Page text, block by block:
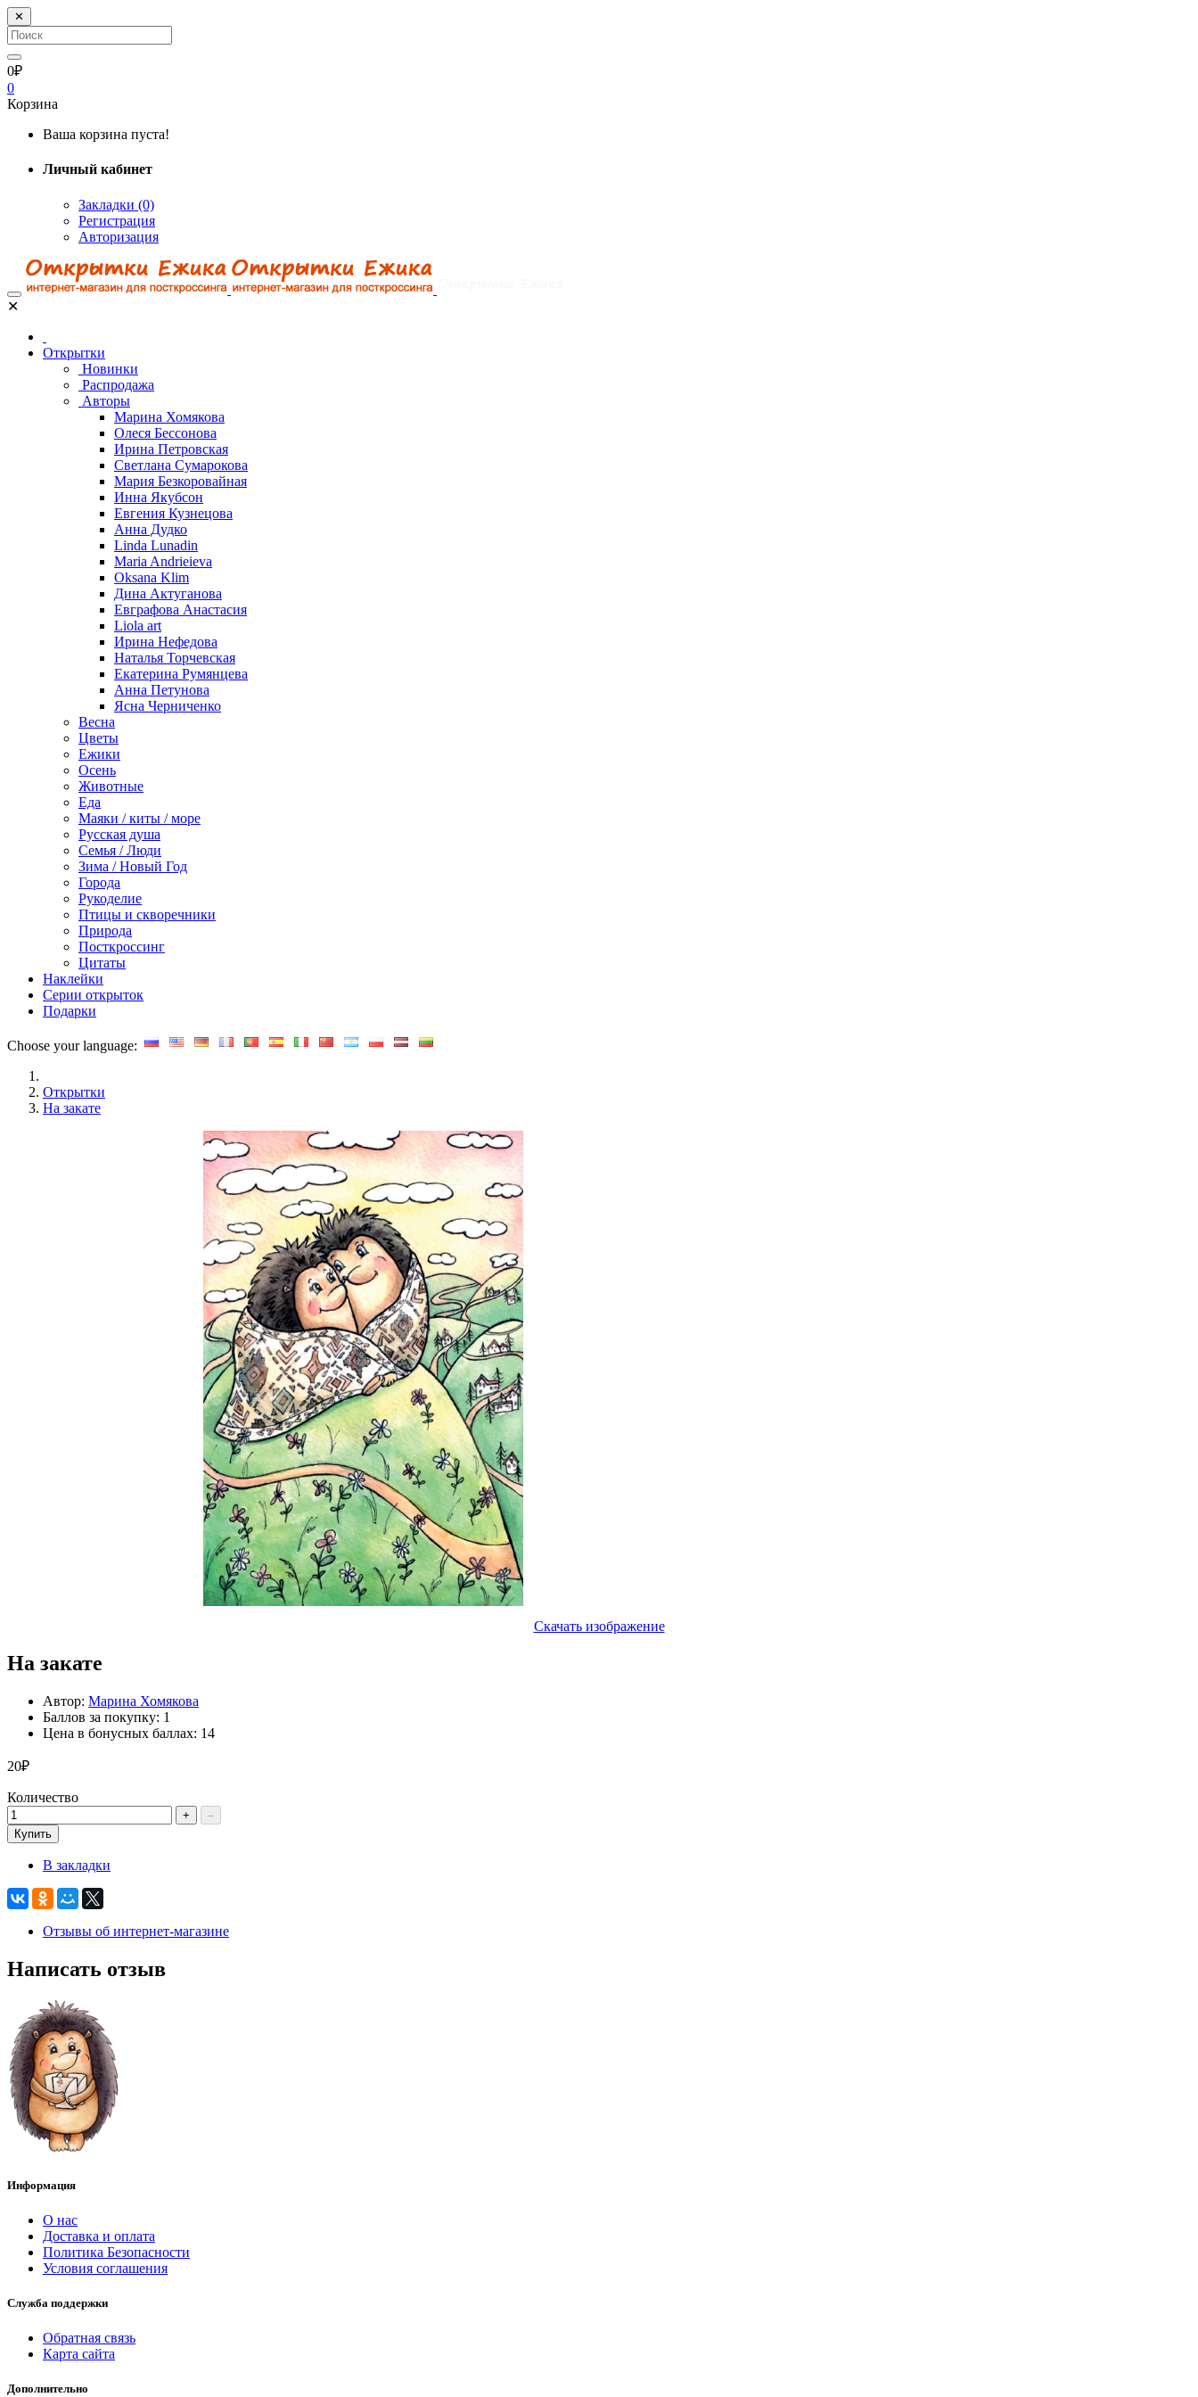
✕
0₽
0
Корзина
Ваша корзина пуста!
Личный кабинет
Закладки (0)
Регистрация
Авторизация
✕
Открытки
Новинки
Распродажа
Авторы
Марина Хомякова
Олеся Бессонова
Ирина Петровская
Светлана Сумарокова
Мария Безкоровайная
Инна Якубсон
Евгения Кузнецова
Анна Дудко
Linda Lunadin
Maria Andrieieva
Oksana Klim
Дина Актуганова
Евграфова Анастасия
Liola art
Ирина Нефедова
Наталья Торчевская
Екатерина Румянцева
Анна Петунова
Ясна Черниченко
Весна
Цветы
Ежики
Осень
Животные
Еда
Маяки / киты / море
Русская душа
Семья / Люди
Зима / Новый Год
Города
Рукоделие
Птицы и скворечники
Природа
Посткроссинг
Цитаты
Наклейки
Серии открыток
Подарки
Choose your language:
Открытки
На закате
Скачать изображение
На закате
Автор: Марина Хомякова
Баллов за покупку: 1
Цена в бонусных баллах: 14
20₽
Количество
+
–
Купить
В закладки
Отзывы об интернет-магазине
Написать отзыв
Информация
О нас
Доставка и оплата
Политика Безопасности
Условия соглашения
Служба поддержки
Обратная связь
Карта сайта
Дополнительно